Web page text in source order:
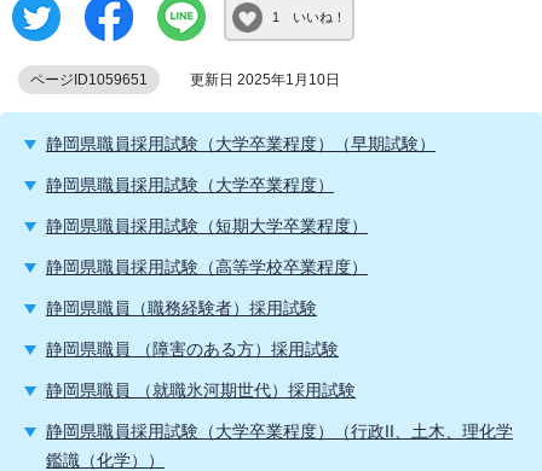
1 いいね！
ページID1059651 更新日 2025年1月10日
静岡県職員採用試験（大学卒業程度）（早期試験）
静岡県職員採用試験（大学卒業程度）
静岡県職員採用試験（短期大学卒業程度）
静岡県職員採用試験（高等学校卒業程度）
静岡県職員（職務経験者）採用試験
静岡県職員 （障害のある方）採用試験
静岡県職員 （就職氷河期世代）採用試験
静岡県職員採用試験（大学卒業程度）（行政II、土木、理化学
鑑識（化学））